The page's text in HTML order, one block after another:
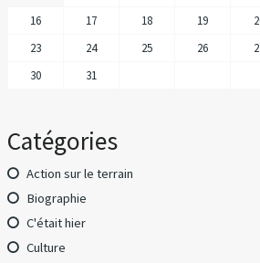
16
17 18 19
23
24 25 26
30
31
Catégories
Action sur le terrain
Biographie
C'était hier
Culture